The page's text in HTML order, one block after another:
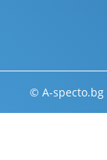
© A-specto.bg